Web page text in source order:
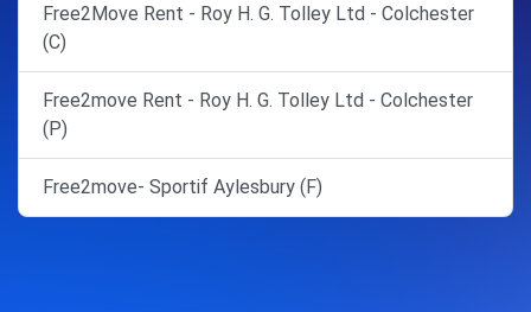
Free2Move Rent - Roy H. G. Tolley Ltd - Colchester
(C)
Free2move Rent - Roy H. G. Tolley Ltd - Colchester
(P)
Free2move- Sportif Aylesbury (F)